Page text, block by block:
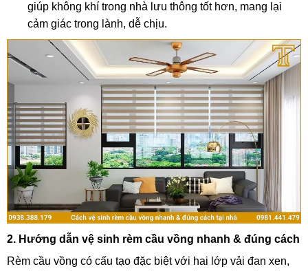
giúp không khí trong nhà lưu thông tốt hơn, mang lại
cảm giác trong lành, dễ chịu.
2. Hướng dẫn vệ sinh rèm cầu vồng nhanh & đúng cách
Rèm cầu vồng có cấu tạo đặc biệt với hai lớp vải đan xen,